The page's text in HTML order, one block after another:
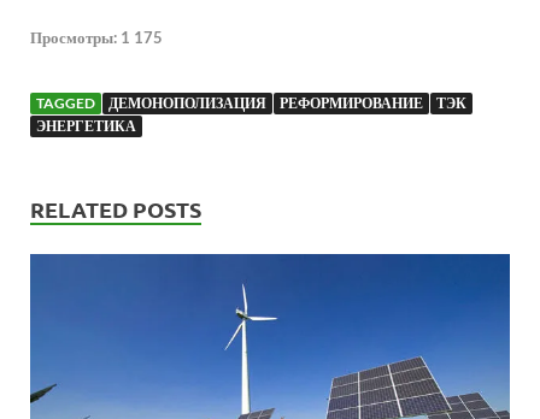
Просмотры: 1 175
TAGGED ДЕМОНОПОЛИЗАЦИЯ РЕФОРМИРОВАНИЕ
ТЭК
ЭНЕРГЕТИКА
RELATED POSTS